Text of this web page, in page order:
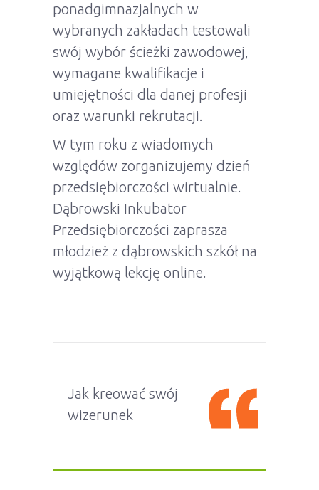
ponadgimnazjalnych w
wybranych zakładach testowali
swój wybór ścieżki zawodowej,
wymagane kwalifikacje i
umiejętności dla danej profesji
oraz warunki rekrutacji.
W tym roku z wiadomych
względów zorganizujemy dzień
przedsiębiorczości wirtualnie.
Dąbrowski Inkubator
Przedsiębiorczości zaprasza
młodzież z dąbrowskich szkół na
wyjątkową lekcję online.
Jak kreować swój
wizerunek